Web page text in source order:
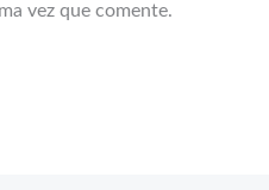
vez que comente.